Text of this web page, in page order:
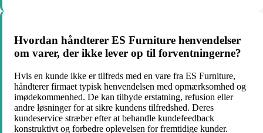
Hvordan håndterer ES Furniture henvendelser
om varer, der ikke lever op til forventningerne?
Hvis en kunde ikke er tilfreds med en vare fra ES Furniture,
håndterer firmaet typisk henvendelsen med opmærksomhed og
imødekommenhed. De kan tilbyde erstatning, refusion eller
andre løsninger for at sikre kundens tilfredshed. Deres
kundeservice stræber efter at behandle kundefeedback
konstruktivt og forbedre oplevelsen for fremtidige kunder.